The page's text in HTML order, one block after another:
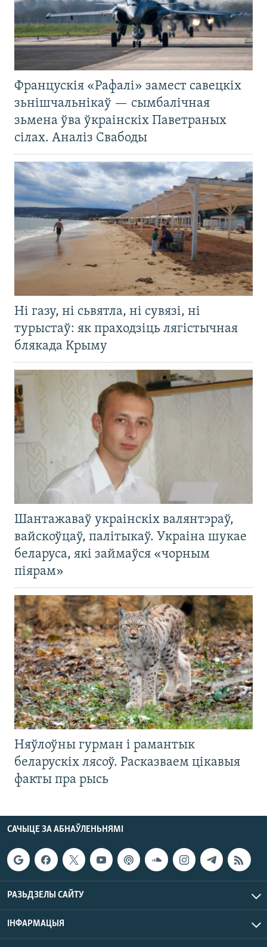
Францускія «Рафалі» замест савецкіх
зьнішчальнікаў — сымбалічная
зьмена ўва ўкраінскіх Паветраных
сілах. Аналіз Свабоды
Ні газу, ні сьвятла, ні сувязі, ні
турыстаў: як праходзіць лягістычная
блякада Крыму
Шантажаваў украінскіх валянтэраў,
вайскоўцаў, палітыкаў. Украіна шукае
беларуса, які займаўся «чорным
піярам»
Няўлоўны гурман і рамантык
беларускіх лясоў. Расказваем цікавыя
факты пра рысь
САЧЫЦЕ ЗА АБНАЎЛЕНЬНЯМІ
РАЗЬДЗЕЛЫ САЙТУ
ІНФАРМАЦЫЯ